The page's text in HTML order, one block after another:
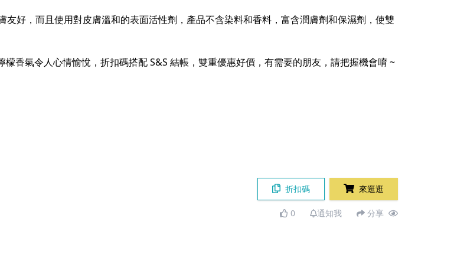
好，而且使用對皮膚溫和的表面活性劑，產品不含染料和香料，富含潤膚劑和保濕劑，使雙
香氣令人心情愉悅，折扣碼搭配 S&S 結帳，雙重優惠好價，有需要的朋友，請把握機會唷 ~
折扣碼 來逛逛
0 通知我 分享